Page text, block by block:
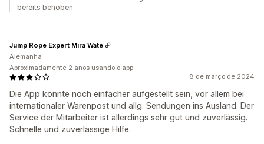
bereits behoben.
8 de março de 2024
Die App könnte noch einfacher aufgestellt sein, vor allem bei
internationaler Warenpost und allg. Sendungen ins Ausland. Der
Service der Mitarbeiter ist allerdings sehr gut und zuverlässig.
Schnelle und zuverlässige Hilfe.
Jump Rope Expert Mira Wate
Alemanha
Aproximadamente 2 anos usando o app